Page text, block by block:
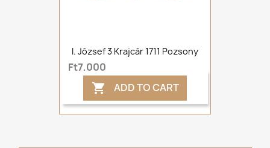
I. József 3 Krajcár 1711 Pozsony
Ft7,000
 ADD TO CART